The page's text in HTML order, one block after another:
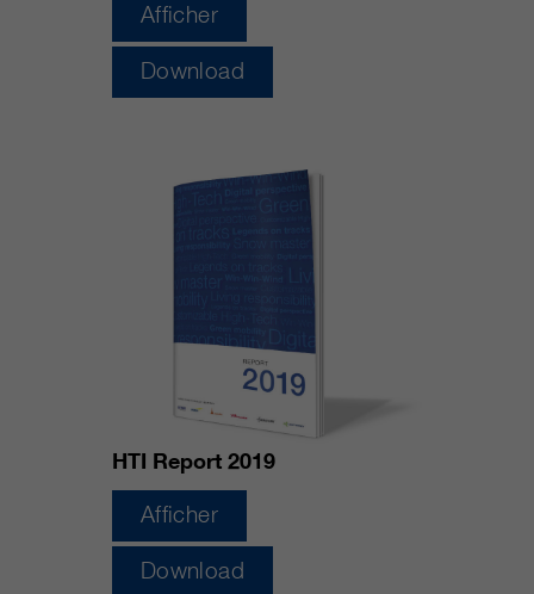
Afficher
Download
HTI Report 2019
Afficher
Download